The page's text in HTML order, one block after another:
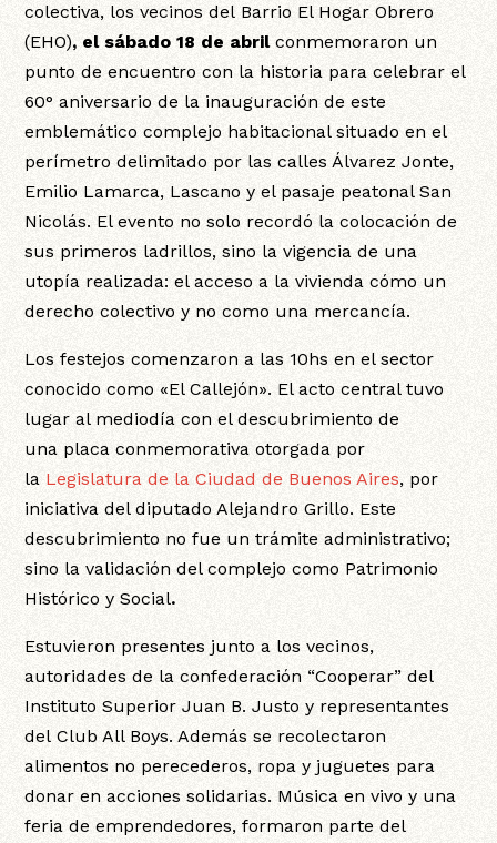
colectiva, los vecinos del Barrio El Hogar Obrero
(EHO), el sábado 18 de abrilconmemoraron un
punto de encuentro con la historia para celebrar el
60° aniversario de la inauguración de este
emblemático complejo habitacional situado en el
perímetro delimitado por las calles Álvarez Jonte,
Emilio Lamarca, Lascano y el pasaje peatonal San
Nicolás. El evento no solo recordó la colocación de
sus primeros ladrillos, sino la vigencia de una
utopía realizada: el acceso a la vivienda cómo un
derecho colectivo y no como una mercancía.
Los festejos comenzaron a las 10hs en el sector
conocido como «El Callejón». El acto central tuvo
lugar al mediodía con el descubrimiento de
una placa conmemorativa otorgada por
la Legislatura de la Ciudad de Buenos Aires, por
iniciativa del diputado Alejandro Grillo. Este
descubrimiento no fue un trámite administrativo;
sino la validación del complejo como Patrimonio
Histórico y Social.
Estuvieron presentes junto a los vecinos,
autoridades de la confederación “Cooperar” del
Instituto Superior Juan B. Justo y representantes
del Club All Boys. Además se recolectaron
alimentos no perecederos, ropa y juguetes para
donar en acciones solidarias. Música en vivo y una
feria de emprendedores, formaron parte del